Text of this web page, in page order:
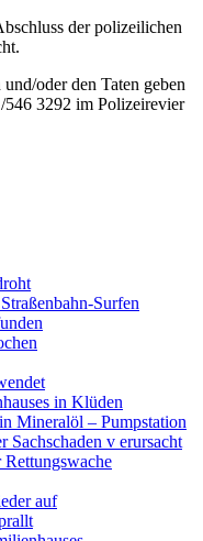
der polizeilichen
oder den Taten geben
546 3292 im Polizeirevier
Surfen
in Klüden
Mineralöl – Pumpstation
Sachschaden v erursacht
auf